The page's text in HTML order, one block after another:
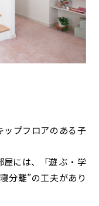
ップフロアのある子
屋には、「遊 ぶ・学
分離”の工夫があり